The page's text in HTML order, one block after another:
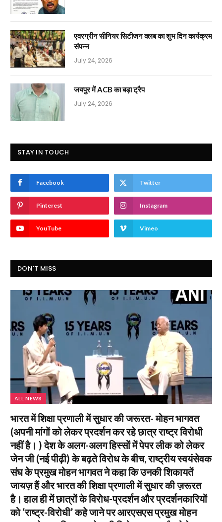
एवरग्रीन सीनियर सिटीजन क्लब का शुभ दिन कार्यक्रम
संपन्न
July 24, 2026
जयपुर में ACB का बड़ा ट्रैप
July 24, 2026
STAY IN TOUCH
Facebook Twitter
Pinterest Instagram
YouTube Vimeo
DON'T MISS
ALL NEWS
भारत में शिक्षा प्रणाली में सुधार की जरूरत- मोहन भागवत
(अपनी मांगों को लेकर प्रदर्शन कर रहे छात्र राष्ट्र विरोधी
नहीं है। ) देश के अलग-अलग हिस्सों में पेपर लीक को लेकर
जेन जी (नई पीढ़ी) के बढ़ते विरोध के बीच, राष्ट्रीय स्वयंसेवक
संघ के प्रमुख मोहन भागवत ने कहा कि उनकी शिकायतें
जायज़ हैं और भारत की शिक्षा प्रणाली में सुधार की ज़रूरत
है। हाल ही में छात्रों के विरोध-प्रदर्शन और प्रदर्शनकारियों
को ‘राष्ट्र-विरोधी’ कहे जाने पर आरएसएस प्रमुख मोहन